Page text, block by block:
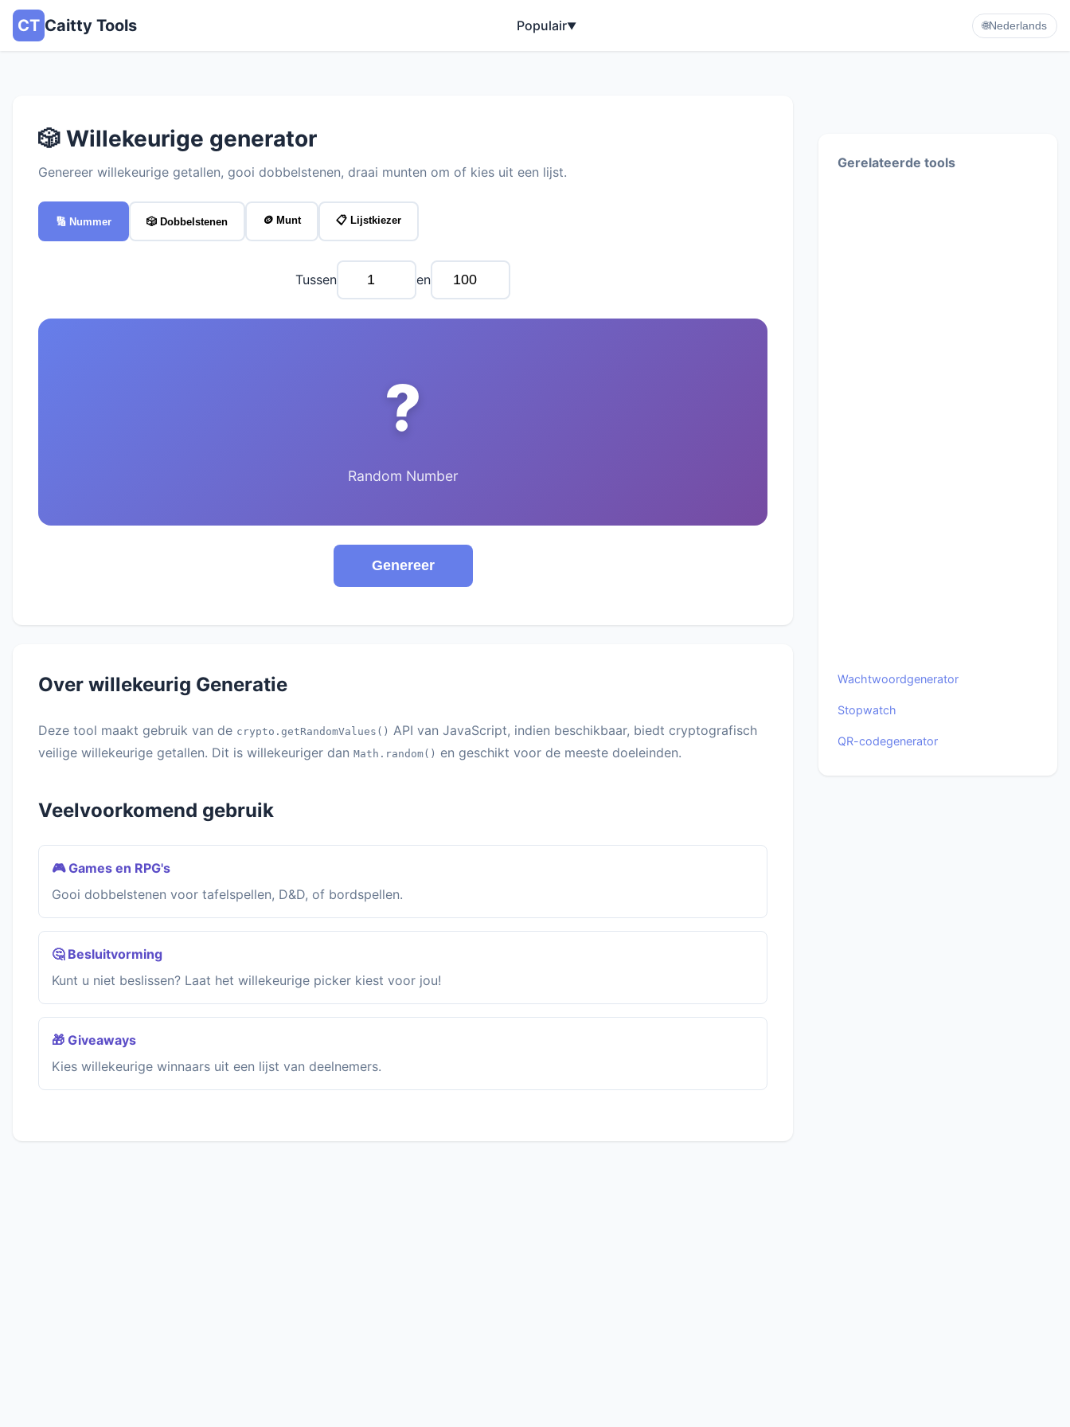
CT Caitty Tools Populair▼ 🌐Nederlands
🎲 Willekeurige generator
Genereer willekeurige getallen, gooi dobbelstenen, draai munten om of kies uit een lijst.
🔢 Nummer 🎲 Dobbelstenen 🪙 Munt 📋 Lijstkiezer
Tussen en
?
Random Number
Genereer
Over willekeurig Generatie
Deze tool maakt gebruik van de crypto.getRandomValues() API van JavaScript, indien beschikbaar, biedt cryptografisch
veilige willekeurige getallen. Dit is willekeuriger dan Math.random() en geschikt voor de meeste doeleinden.
Veelvoorkomend gebruik
🎮 Games en RPG's
Gooi dobbelstenen voor tafelspellen, D&D, of bordspellen.
🤔 Besluitvorming
Kunt u niet beslissen? Laat het willekeurige picker kiest voor jou!
🎁 Giveaways
Kies willekeurige winnaars uit een lijst van deelnemers.
Gerelateerde tools
Wachtwoordgenerator
Stopwatch
QR-codegenerator